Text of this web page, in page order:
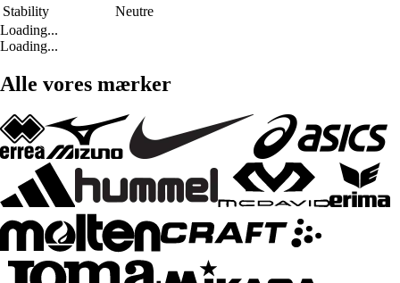
Stability
Neutre
Loading...
Loading...
Alle vores mærker